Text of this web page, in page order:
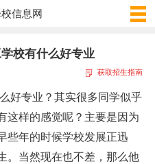
信息网
校有什么好专业
获取招生指南
好专业？其实很多同学似乎
这样的感觉呢？主要是因为
些年的时候学校发展正迅
。当然现在也不差，那么他